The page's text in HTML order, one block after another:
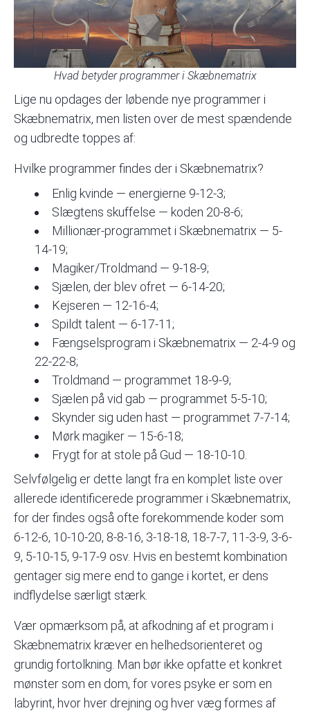
Hvad betyder programmer i Skæbnematrix
Lige nu opdages der løbende nye programmer i
Skæbnematrix, men listen over de mest spændende
og udbredte toppes af:
Hvilke programmer findes der i Skæbnematrix?
Enlig kvinde — energierne 9-12-3;
Slægtens skuffelse — koden 20-8-6;
Millionær-programmet i Skæbnematrix — 5-
14-19;
Magiker/Troldmand — 9-18-9;
Sjælen, der blev ofret — 6-14-20;
Kejseren — 12-16-4;
Spildt talent — 6-17-11;
Fængselsprogram i Skæbnematrix — 2-4-9 og
22-22-8;
Troldmand — programmet 18-9-9;
Sjælen på vid gab — programmet 5-5-10;
Skynder sig uden hast — programmet 7-7-14;
Mørk magiker — 15-6-18;
Frygt for at stole på Gud — 18-10-10.
Selvfølgelig er dette langt fra en komplet liste over
allerede identificerede programmer i Skæbnematrix,
for der findes også ofte forekommende koder som
6-12-6, 10-10-20, 8-8-16, 3-18-18, 18-7-7, 11-3-9, 3-6-
9, 5-10-15, 9-17-9 osv. Hvis en bestemt kombination
gentager sig mere end to gange i kortet, er dens
indflydelse særligt stærk.
Vær opmærksom på, at afkodning af et program i
Skæbnematrix kræver en helhedsorienteret og
grundig fortolkning. Man bør ikke opfatte et konkret
mønster som en dom, for vores psyke er som en
labyrint, hvor hver drejning og hver væg formes af